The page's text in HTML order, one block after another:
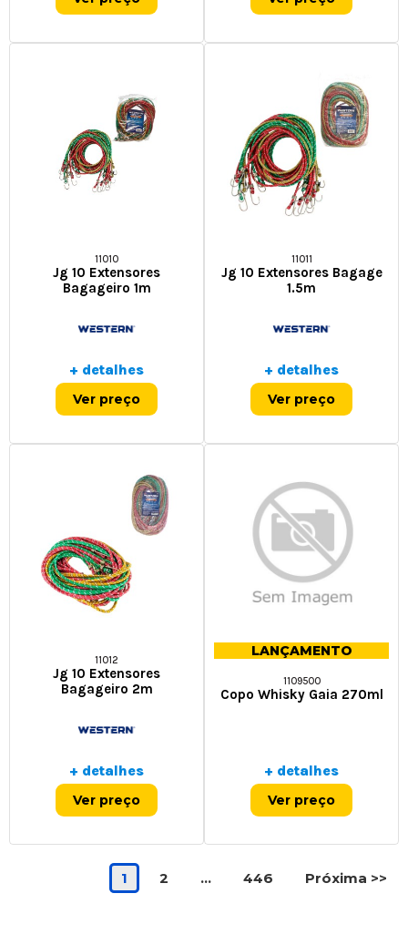
11010
Jg 10 Extensores
Bagageiro 1m
+ detalhes
Ver preço
11011
Jg 10 Extensores Bagage
1.5m
+ detalhes
Ver preço
11012
Jg 10 Extensores
Bagageiro 2m
+ detalhes
Ver preço
LANÇAMENTO
1109500
Copo Whisky Gaia 270ml
+ detalhes
Ver preço
1 2 ... 446 Próxima >>